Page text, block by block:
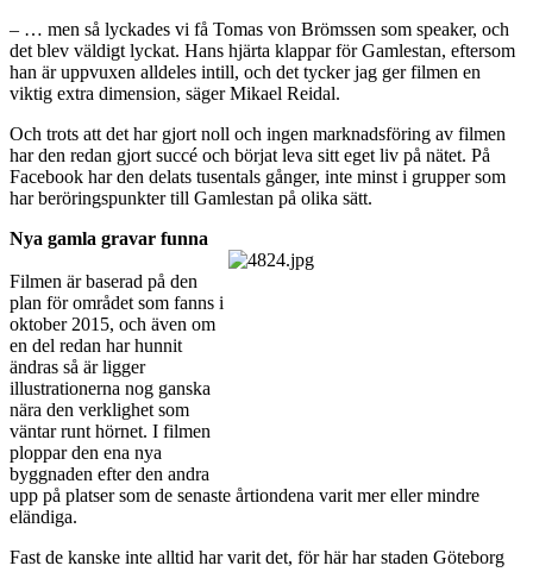
– … men så lyckades vi få Tomas von Brömssen som speaker, och
det blev väldigt lyckat. Hans hjärta klappar för Gamlestan, eftersom
han är uppvuxen alldeles intill, och det tycker jag ger filmen en
viktig extra dimension, säger Mikael Reidal.
Och trots att det har gjort noll och ingen marknadsföring av filmen
har den redan gjort succé och börjat leva sitt eget liv på nätet. På
Facebook har den delats tusentals gånger, inte minst i grupper som
har beröringspunkter till Gamlestan på olika sätt.
Nya gamla gravar funna
Filmen är baserad på den
plan för området som fanns i
oktober 2015, och även om
en del redan har hunnit
ändras så är ligger
illustrationerna nog ganska
nära den verklighet som
väntar runt hörnet. I filmen
ploppar den ena nya
byggnaden efter den andra
upp på platser som de senaste årtiondena varit mer eller mindre
eländiga.
Fast de kanske inte alltid har varit det, för här har staden Göteborg